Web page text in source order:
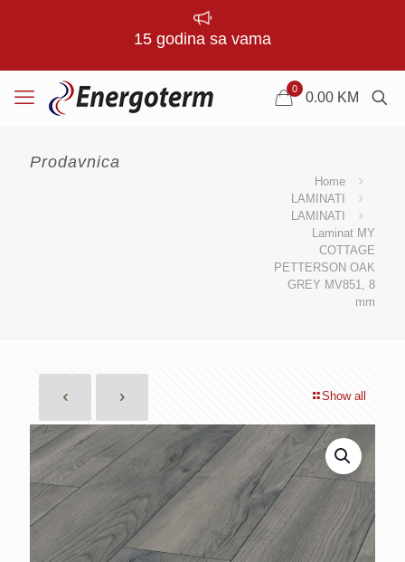
15 godina sa vama
0
0.00 KM
Prodavnica
Home
LAMINATI
LAMINATI
Laminat MY
COTTAGE
PETTERSON OAK
GREY MV851, 8
mm
Show all